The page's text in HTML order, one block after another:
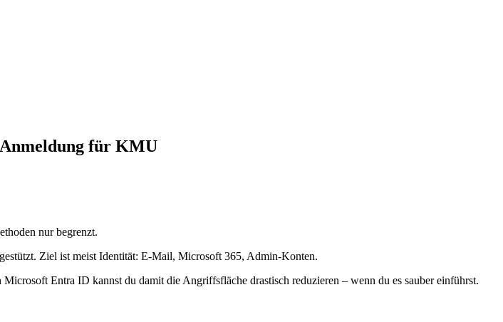
für KMU
nur begrenzt.
Ziel ist meist Identität: E-Mail, Microsoft 365, Admin-Konten.
Entra ID kannst du damit die Angriffsfläche drastisch reduzieren – wenn du es sauber einführst.